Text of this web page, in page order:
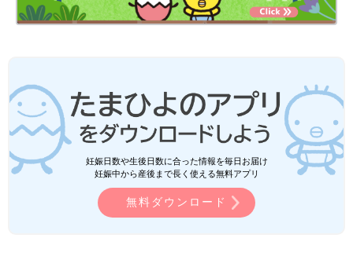
妊娠日数や生後日数に合った情報を毎日お届け
妊娠中から産後まで長く使える無料アプリ
無料ダウンロード